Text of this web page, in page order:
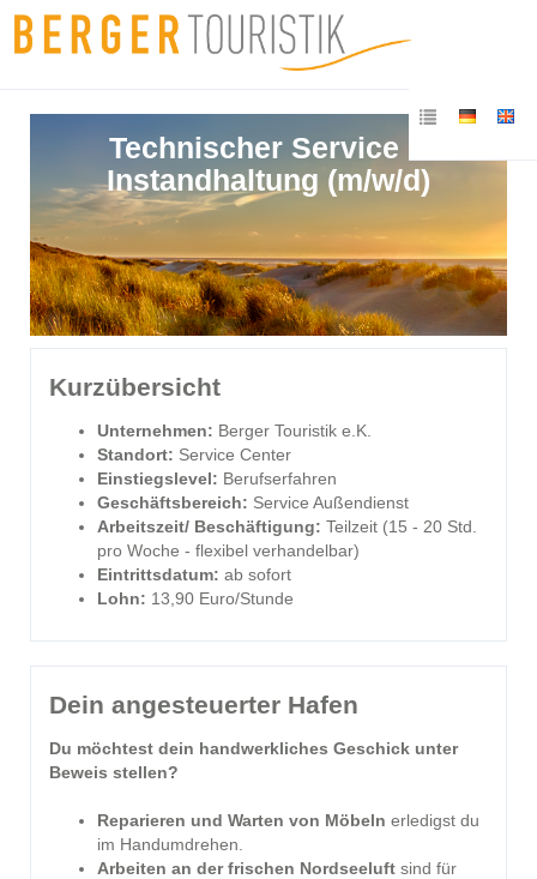
Technischer Service &
Instandhaltung (m/w/d)
Kurzübersicht
Unternehmen: Berger Touristik e.K.
Standort: Service Center
Einstiegslevel: Berufserfahren
Geschäftsbereich: Service Außendienst
Arbeitszeit/ Beschäftigung: Teilzeit (15 - 20 Std.
pro Woche - flexibel verhandelbar)
Eintrittsdatum: ab sofort
Lohn: 13,90 Euro/Stunde
Dein angesteuerter Hafen
Du möchtest dein handwerkliches Geschick unter
Beweis stellen?
Reparieren und Warten von Möbeln erledigst du
im Handumdrehen.
Arbeiten an der frischen Nordseeluft sind für